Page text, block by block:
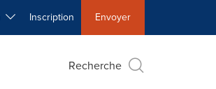
Inscription Envoyer
Recherche